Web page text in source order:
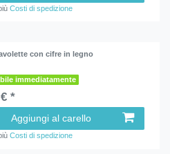
Costi di spedizione
con cifre in legno
immediatamente
*
Aggiungi al carello
Costi di spedizione